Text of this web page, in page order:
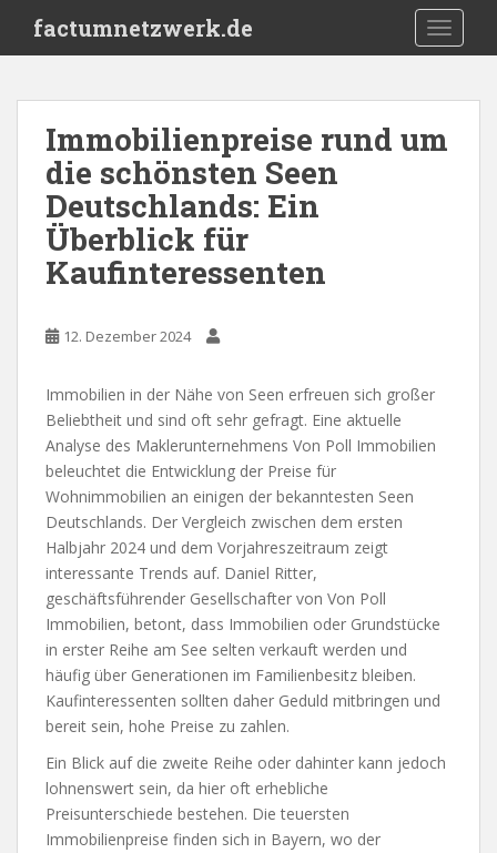
i
factumnetzwerk.de
Immobilienpreise rund um
die schönsten Seen
Deutschlands: Ein
Überblick für
Kaufinteressenten
12. Dezember 2024
Immobilien in der Nähe von Seen erfreuen sich großer
Beliebtheit und sind oft sehr gefragt. Eine aktuelle
Analyse des Maklerunternehmens Von Poll Immobilien
beleuchtet die Entwicklung der Preise für
Wohnimmobilien an einigen der bekanntesten Seen
Deutschlands. Der Vergleich zwischen dem ersten
Halbjahr 2024 und dem Vorjahreszeitraum zeigt
interessante Trends auf. Daniel Ritter,
geschäftsführender Gesellschafter von Von Poll
Immobilien, betont, dass Immobilien oder Grundstücke
in erster Reihe am See selten verkauft werden und
häufig über Generationen im Familienbesitz bleiben.
Kaufinteressenten sollten daher Geduld mitbringen und
bereit sein, hohe Preise zu zahlen.
Ein Blick auf die zweite Reihe oder dahinter kann jedoch
lohnenswert sein, da hier oft erhebliche
Preisunterschiede bestehen. Die teuersten
Immobilienpreise finden sich in Bayern, wo der